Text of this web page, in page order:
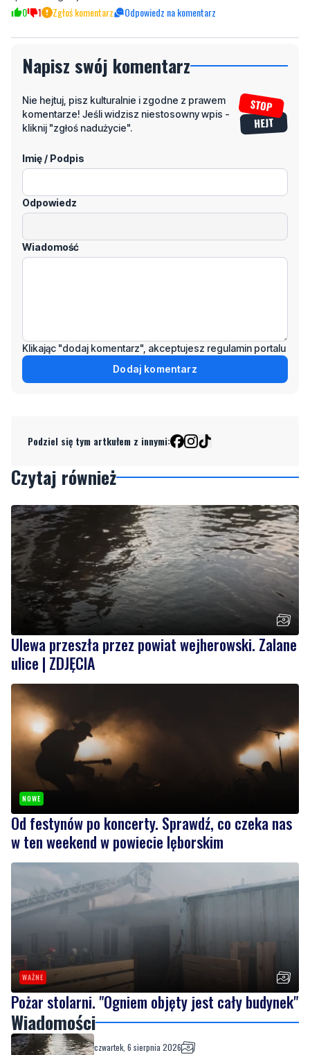
Napisz swój komentarz
komentarze! Jeśli widzisz niestosowny wpis -
Imię / Podpis
Odpowiedz
Wiadomość
Ulewa przeszła przez powiat wejherowski. Zalane
ulice | ZDJĘCIA
NOWE
Od festynów po koncerty. Sprawdź, co czeka nas
w ten weekend w powiecie lęborskim
Pożar stolarni. "Ogniem objęty jest cały budynek"
Wiadomości
czwartek, 6 sierpnia 2026
Ulewa przeszła przez powiat wejherowski.
Zalane ulice | ZDJĘCIA